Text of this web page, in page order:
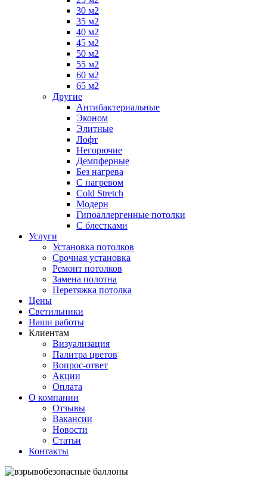
30 м2
35 м2
40 м2
45 м2
50 м2
55 м2
60 м2
65 м2
Другие
Антибактериальные
Эконом
Элитные
Лофт
Негорючие
Демпферные
Без нагрева
С нагревом
Cold Stretch
Модерн
Гипоаллергенные потолки
С блестками
Услуги
Установка потолков
Срочная установка
Ремонт потолков
Замена полотна
Перетяжка потолка
Цены
Светильники
Наши работы
Клиентам
Визуализация
Палитра цветов
Вопрос-ответ
Акции
Оплата
О компании
Отзывы
Вакансии
Новости
Статьи
Контакты